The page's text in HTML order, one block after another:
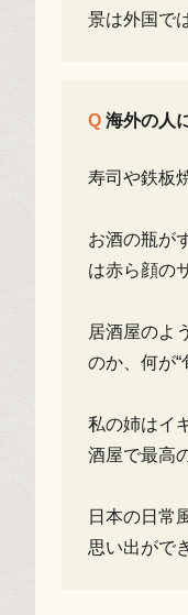
景は外国で
海外の人
寿司や鉄板
お酒の瓶が
は赤ら顔の
居酒屋のよ
のか、何が“
私の姉はイ
酒屋で最高
日本の日常
思い出がで